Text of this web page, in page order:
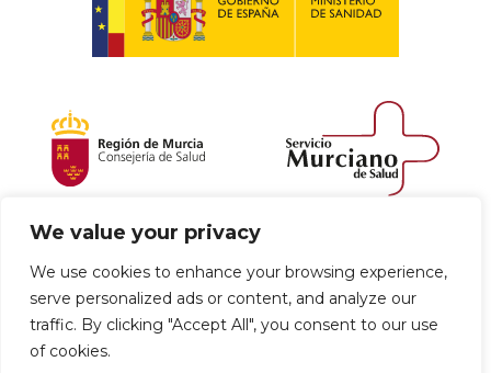
We value your privacy
We use cookies to enhance your browsing experience,
serve personalized ads or content, and analyze our
traffic. By clicking "Accept All", you consent to our use
of cookies.
Política de envío y devoluciones
Política de privacidad Uso de cookies